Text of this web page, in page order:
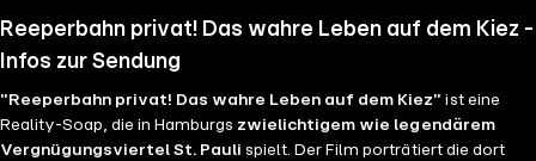
Reeperbahn privat! Das wahre Leben auf dem Kiez -
Infos zur Sendung
"Reeperbahn privat! Das wahre Leben auf dem Kiez" ist eine
Reality-Soap, die in Hamburgs zwielichtigem wie legendärem
Vergnügungsviertel St. Pauli spielt. Der Film porträtiert die dort